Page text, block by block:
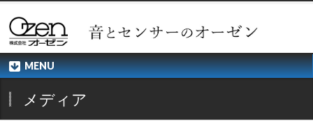
MENU
メディア